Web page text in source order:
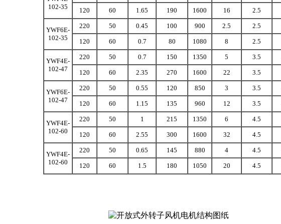
102-35
120 60 1.65 190 1600 16 2.5
YWF6E-
102-35
220 50 0.45 100 900 2.5 2.5
120 60 0.7 80 1080 8 2.5
YWF4E-
102-47
220 50 0.7 150 1350 5 3.5
120 60 2.35 270 1600 22 3.5
YWF6E-
102-47
220 50 0.55 120 850 3 3.5
120 60 1.15 135 960 12 3.5
YWF4E-
102-60
220 50 1 215 1350 6 4.5
120 60 2.55 300 1600 32 4.5
YWF4E-
102-60
220 50 0.65 145 880 4 4.5
120 60 1.5 180 1050 20 4.5